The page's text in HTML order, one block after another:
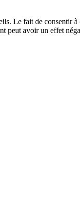
Le fait de consentir à
peut avoir un effet